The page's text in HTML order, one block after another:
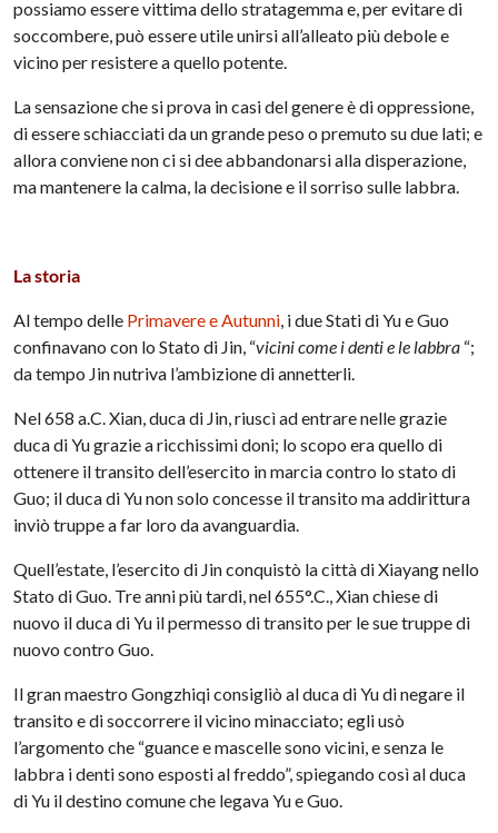
possiamo essere vittima dello stratagemma e, per evitare di
soccombere, può essere utile unirsi all’alleato più debole e
vicino per resistere a quello potente.
La sensazione che si prova in casi del genere è di oppressione,
di essere schiacciati da un grande peso o premuto su due lati; e
allora conviene non ci si dee abbandonarsi alla disperazione,
ma mantenere la calma, la decisione e il sorriso sulle labbra.
La storia
Al tempo delle Primavere e Autunni, i due Stati di Yu e Guo
confinavano con lo Stato di Jin, “vicini come i denti e le labbra “;
da tempo Jin nutriva l’ambizione di annetterli.
Nel 658 a.C. Xian, duca di Jin, riuscì ad entrare nelle grazie
duca di Yu grazie a ricchissimi doni; lo scopo era quello di
ottenere il transito dell’esercito in marcia contro lo stato di
Guo; il duca di Yu non solo concesse il transito ma addirittura
inviò truppe a far loro da avanguardia.
Quell’estate, l’esercito di Jin conquistò la città di Xiayang nello
Stato di Guo. Tre anni più tardi, nel 655°.C., Xian chiese di
nuovo il duca di Yu il permesso di transito per le sue truppe di
nuovo contro Guo.
Il gran maestro Gongzhiqi consigliò al duca di Yu di negare il
transito e di soccorrere il vicino minacciato; egli usò
l’argomento che “guance e mascelle sono vicini, e senza le
labbra i denti sono esposti al freddo”, spiegando così al duca
di Yu il destino comune che legava Yu e Guo.